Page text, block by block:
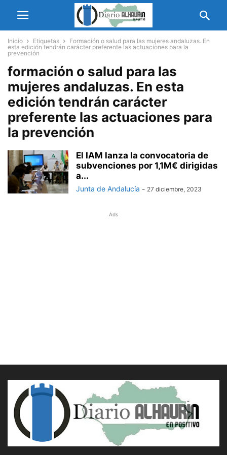
Inicio Etiquetas
Formación o salud para las mujeres andaluzas. En
esta edición tendrán carácter preferente las actuaciones para la
prevención
formación o salud para las
mujeres andaluzas. En esta
edición tendrán carácter
preferente las actuaciones para
la prevención
El IAM lanza la convocatoria de
subvenciones por 1,1M€ dirigidas
a...
Junta de Andalucía - 27 diciembre, 2023
Ads